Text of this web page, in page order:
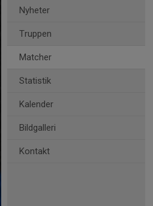
Nyheter
Truppen
Matcher
Statistik
Kalender
Bildgalleri
Kontakt